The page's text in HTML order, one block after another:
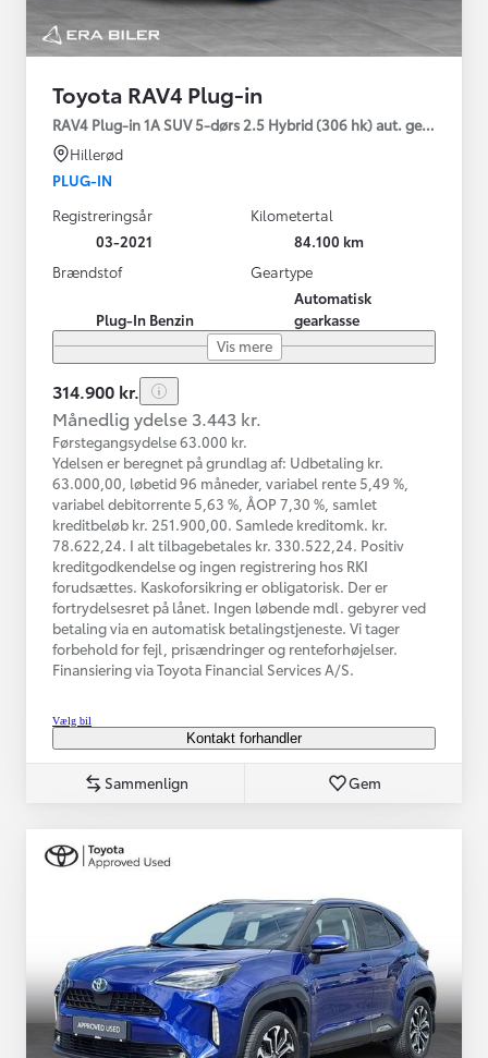
Toyota RAV4 Plug-in
RAV4 Plug-in 1A SUV 5-dørs 2.5 Hybrid (306 hk) aut. gear
Hillerød
PLUG-IN
Registreringsår
03-2021
Kilometertal
84.100 km
Brændstof
Plug-In Benzin
Geartype
Automatisk
gearkasse
Vis mere
314.900 kr.
Månedlig ydelse 3.443 kr.
Førstegangsydelse 63.000 kr.
Ydelsen er beregnet på grundlag af: Udbetaling kr.
63.000,00, løbetid 96 måneder, variabel rente 5,49 %,
variabel debitorrente 5,63 %, ÅOP 7,30 %, samlet
kreditbeløb kr. 251.900,00. Samlede kreditomk. kr.
78.622,24. I alt tilbagebetales kr. 330.522,24. Positiv
kreditgodkendelse og ingen registrering hos RKI
forudsættes. Kaskoforsikring er obligatorisk. Der er
fortrydelsesret på lånet. Ingen løbende mdl. gebyrer ved
betaling via en automatisk betalingstjeneste. Vi tager
forbehold for fejl, prisændringer og renteforhøjelser.
Finansiering via Toyota Financial Services A/S.
Vælg bil
Kontakt forhandler
Sammenlign Gem